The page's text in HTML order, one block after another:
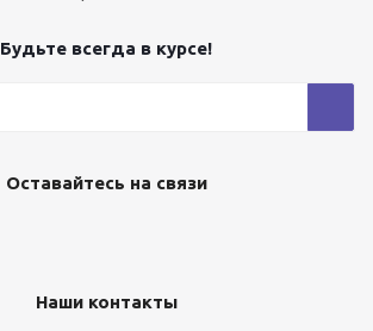
Будьте всегда в курсе!
Оставайтесь на связи
Наши контакты